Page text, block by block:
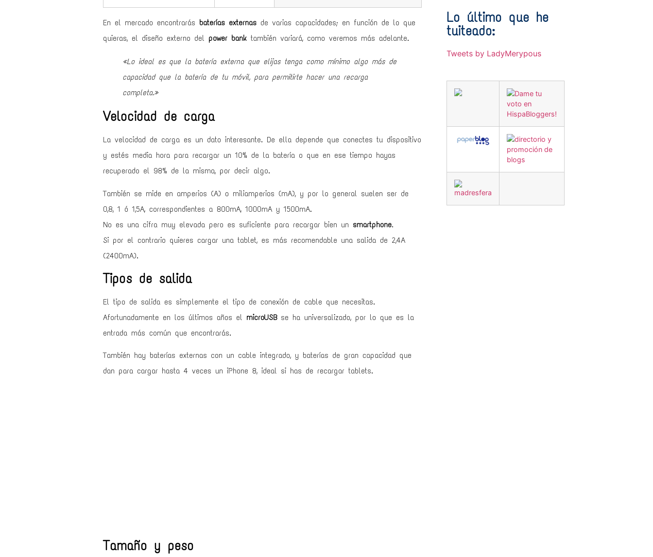
En el mercado encontrarás baterías externas de varias capacidades; en función de lo que
quieras, el diseño externo del power bank también variará, como veremos más adelante.
«Lo ideal es que la batería externa que elijas tenga como mínimo algo más de
capacidad que la batería de tu móvil, para permitirte hacer una recarga
completa.»
Velocidad de carga
La velocidad de carga es un dato interesante. De ella depende que conectes tu dispositivo
y estés media hora para recargar un 10% de la batería o que en ese tiempo hayas
recuperado el 98% de la misma, por decir algo.
También se mide en amperios (A) o miliamperios (mA), y por lo general suelen ser de
0,8, 1 ó 1,5A, correspondientes a 800mA, 1000mA y 1500mA.
No es una cifra muy elevada pero es suficiente para recargar bien un smartphone.
Si por el contrario quieres cargar una tablet, es más recomendable una salida de 2,4A
(2400mA).
Tipos de salida
El tipo de salida es simplemente el tipo de conexión de cable que necesitas.
Afortunadamente en los últimos años el microUSBse ha universalizado, por lo que es la
entrada más común que encontrarás.
También hay baterías externas con un cable integrado, y baterías de gran capacidad que
dan para cargar hasta 4 veces un iPhone 8, ideal si has de recargar tablets.
Tamaño y peso
Lo último que he
tuiteado:
Tweets by LadyMerypous